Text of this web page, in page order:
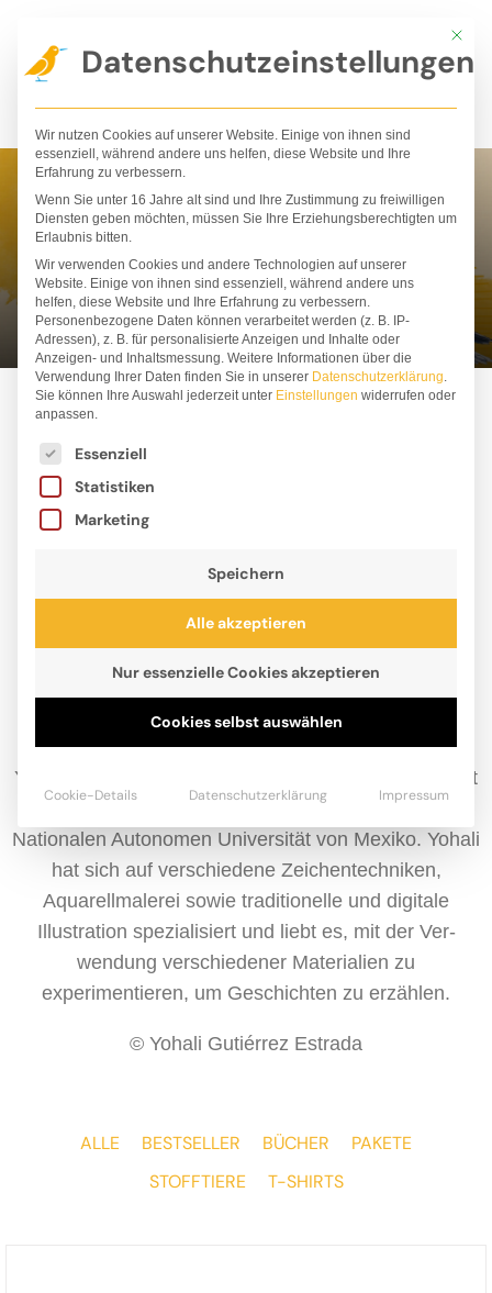
Inhalt
springen
Yohali Gutiérrez
Estrada
Yohali Gutiérrez Estrada wurde 1989 in Mexiko-Stadt
geboren. Sie studierte Bildende Kunst an der
Nationalen Autonomen Universität von Mexiko. Yohali
hat sich auf verschiedene Zeichentechniken,
Aquarellmalerei sowie traditionelle und digitale
Illustration spezialisiert und liebt es, mit der Ver-
wendung verschiedener Materialien zu
experimentieren, um Geschichten zu erzählen.
© Yohali Gutiérrez Estrada
ALLE BESTSELLER BÜCHER
PAKETE
STOFFTIERE
T-SHIRTS
Mit
Datenschutzeinstellungen
Wir nutzen Cookies auf unserer Website. Einige von ihnen sind
essenziell, während andere uns helfen, diese Website und Ihre
Erfahrung zu verbessern.
Wenn Sie unter 16 Jahre alt sind und Ihre Zustimmung zu freiwilligen
Diensten geben möchten, müssen Sie Ihre Erziehungsberechtigten um
Erlaubnis bitten.
Wir verwenden Cookies und andere Technologien auf unserer
Website. Einige von ihnen sind essenziell, während andere uns
helfen, diese Website und Ihre Erfahrung zu verbessern.
Personenbezogene Daten können verarbeitet werden (z. B. IP-
Adressen), z. B. für personalisierte Anzeigen und Inhalte oder
Anzeigen- und Inhaltsmessung. Weitere Informationen über die
Verwendung Ihrer Daten finden Sie in unserer Datenschutzerklärung.
Sie können Ihre Auswahl jederzeit unter Einstellungen widerrufen oder
anpassen.
Es folgt eine Liste der Service-Gruppen, für die
Essenziell
Statistiken
Marketing
Speichern
Alle akzeptieren
Nur essenzielle Cookies akzeptieren
Cookies selbst auswählen
Cookie-Details Datenschutzerklärung Impressum